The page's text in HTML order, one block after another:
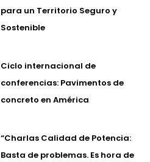
para un Territorio Seguro y
Sostenible
Ciclo internacional de
conferencias: Pavimentos de
concreto en América
“Charlas Calidad de Potencia:
Basta de problemas. Es hora de